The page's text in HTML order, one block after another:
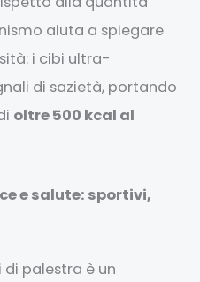
aiuta a spiegare
i cibi ultra-
di sazietà, portando
oltre 500 kcal al
e salute: sportivi,
palestra è un